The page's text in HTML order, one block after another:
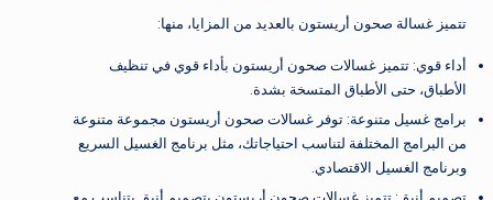
تتميز غسالة صحون أريستون بالعديد من المزايا، منها:
أداء قوي: تتميز غسالات صحون أريستون بأداء قوي في تنظيف
الأطباق، حتى الأطباق المتسخة بشدة.
برامج غسيل متنوعة: توفر غسالات صحون أريستون مجموعة متنوعة
من البرامج المختلفة لتناسب احتياجاتك، مثل برنامج الغسيل السريع
وبرنامج الغسيل الاقتصادي.